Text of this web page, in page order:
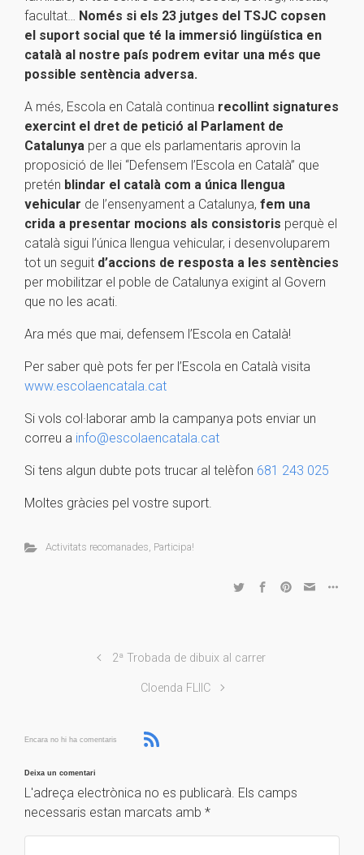
facultat… Només si els 23 jutges del TSJC copsen
el suport social que té la immersió lingüística en
català al nostre país podrem evitar una més que
possible sentència adversa.
A més, Escola en Català continua recollint signatures
exercint el dret de petició al Parlament de
Catalunya per a que els parlamentaris aprovin la
proposició de llei “Defensem l’Escola en Català” que
pretén blindar el català com a única llengua
vehicular de l’ensenyament a Catalunya, fem una
crida a presentar mocions als consistoris perquè el
català sigui l’única llengua vehicular, i desenvoluparem
tot un seguit d’accions de resposta a les sentències
per mobilitzar el poble de Catalunya exigint al Govern
que no les acati.
Ara més que mai, defensem l’Escola en Català!
Per saber què pots fer per l’Escola en Català visita
www.escolaencatala.cat
Si vols col·laborar amb la campanya pots enviar un
correu a info@escolaencatala.cat
Si tens algun dubte pots trucar al telèfon 681 243 025
Moltes gràcies pel vostre suport.
Activitats recomanades, Participa!
2ª Trobada de dibuix al carrer
Cloenda FLIIC
Encara no hi ha comentaris
Deixa un comentari
L'adreça electrònica no es publicarà. Els camps
necessaris estan marcats amb *